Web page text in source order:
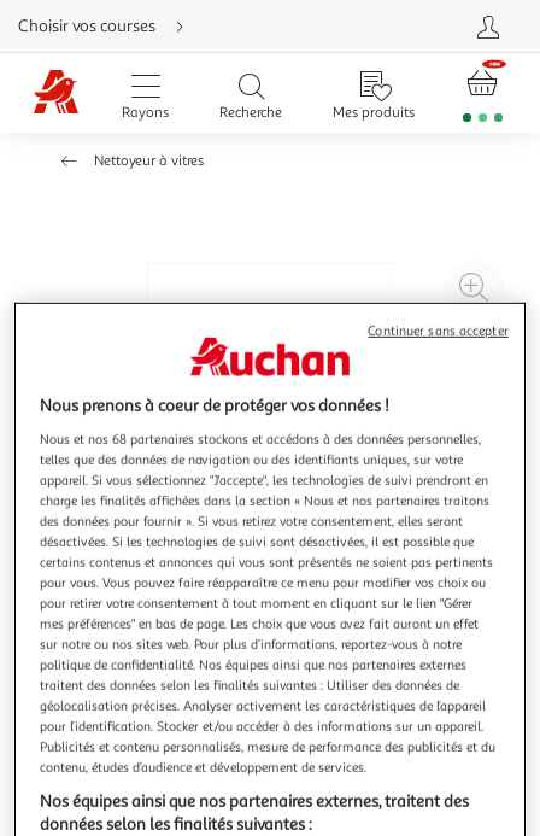
Aller
directement
au
contenu
Aller
directement
Aller
rubrique
Choisir vos courses
Rayons Recherche Mes produits
Nettoyeur à vitres
à
Illustration
précédente
Illustration
suivante
ECOVACS
Robot Lave vitre Winbot W2 Omni
Câble de sécurité : Oui Gamme : Winbot Longueur du
cordon de sécurité : 5.5 m Nombre de mode(s) de nettoyage
En savoir +
Vous voulez connaître le prix de ce produit ?
Nous prenons à coeur de protéger vos données !
Nous et nos 68 partenaires stockons et accédons à des données personnelles,
telles que des données de navigation ou des identifiants uniques, sur votre
appareil. Si vous sélectionnez "J'accepte", les technologies de suivi prendront en
charge les finalités affichées dans la section « Nous et nos partenaires traitons
des données pour fournir ». Si vous retirez votre consentement, elles seront
désactivées. Si les technologies de suivi sont désactivées, il est possible que
certains contenus et annonces qui vous sont présentés ne soient pas pertinents
pour vous. Vous pouvez faire réapparaître ce menu pour modifier vos choix ou
pour retirer votre consentement à tout moment en cliquant sur le lien "Gérer
mes préférences" en bas de page. Les choix que vous avez fait auront un effet
sur notre ou nos sites web. Pour plus d’informations, reportez-vous à notre
politique de confidentialité. Nos équipes ainsi que nos partenaires externes
traitent des données selon les finalités suivantes : Utiliser des données de
géolocalisation précises. Analyser activement les caractéristiques de l’appareil
pour l’identification. Stocker et/ou accéder à des informations sur un appareil.
Publicités et contenu personnalisés, mesure de performance des publicités et du
contenu, études d’audience et développement de services.
Nos équipes ainsi que nos partenaires externes, traitent des
données selon les finalités suivantes :
Continuer sans accepter